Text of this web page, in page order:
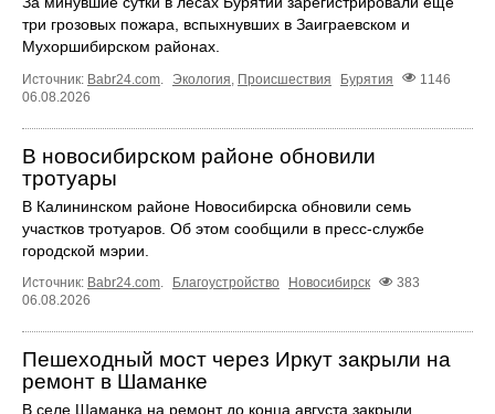
три грозовых пожара, вспыхнувших в Заиграевском и
Мухоршибирском районах.
Источник: Babr24.com Экология Происшествия Бурятия
1146
06.08.2026
В новосибирском районе обновили
тротуары
В Калининском районе Новосибирска обновили семь
участков тротуаров. Об этом сообщили в пресс-службе
городской мэрии.
Источник: Babr24.com Благоустройство Новосибирск
383
06.08.2026
Пешеходный мост через Иркут закрыли на
ремонт в Шаманке
В селе Шаманка на ремонт до конца августа закрыли